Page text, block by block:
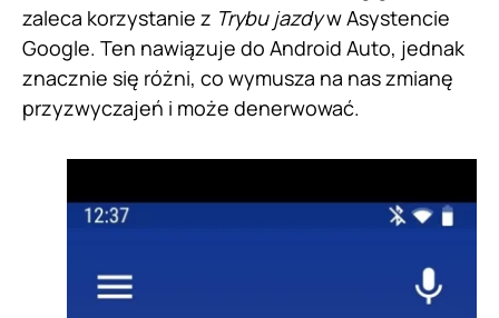
zaleca korzystanie z Trybu jazdyw Asystencie
Google. Ten nawiązuje do Android Auto, jednak
znacznie się różni, co wymusza na nas zmianę
przyzwyczajeń i może denerwować.